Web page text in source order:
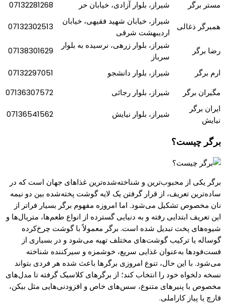
مستر برگر شیراز، بلوار آزادی، خیابان حر 07132281268
همبرگر ذغالی
شیراز، خیابان شهید فقیهی، خیابان
اردیبهشت شرقی
07132302513
رضا برگر
شیراز، بلوار زرهی، نرسیده به بلوار
سرباز
07138301629
ارم برگر شیراز، بلوار دانشجو
07132297051
مگيران برگر شیراز، بلوار رجائی
07136307572
ایران برگر
نیایش
شیراز، بلوار نیایش 07136541562
برگر چیست؟
برگر یکی از محبوب‌ترین و شناخته‌شده‌ترین غذاهای جهان است که در
ساده‌ترین تعریف، از قرار گرفتن یک لایه گوشت پخته‌شده بین دو نیمه
نان مخصوص تشکیل می‌شود. اما امروزه مفهوم برگر بسیار فراتر از
این تعریف ابتدایی رفته و به دنیایی گسترده از انواع طعم‌ها، متریال‌ها و
شیوه‌های پخت تبدیل شده است. برگر معمولاً با گوشت چرخ‌کرده
گوساله یا ترکیبگوشت‌های مختلف تهیه می‌شود و در بسیاری از
فست‌فودها به‌عنوان غذایی سریع، خوشمزه و سیرکننده شناخته
می‌شود. با این حال، تنوع امروزی برگرها باعث شده هر فردی بتواند
نسخه دلخواه خود را انتخاب کند؛ از برگرهایکلاسیک گرفته تا مدل‌های
مخصوص با پنیرهای متنوع، سس‌های خاص و افزودنی‌هایی مثل بیکن،
قارچ یا پیازکاراملی.